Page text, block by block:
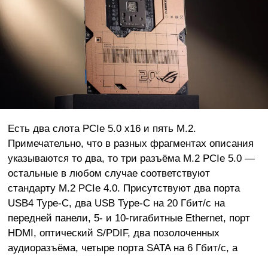
Есть два слота PCIe 5.0 x16 и пять M.2.
Примечательно, что в разных фрагментах описания
указываются то два, то три разъёма M.2 PCIe 5.0 —
остальные в любом случае соответствуют
стандарту M.2 PCIe 4.0. Присутствуют два порта
USB4 Type-C, два USB Type-C на 20 Гбит/с на
передней панели, 5- и 10-гигабитные Ethernet, порт
HDMI, оптический S/PDIF, два позолоченных
аудиоразъёма, четыре порта SATA на 6 Гбит/с, а